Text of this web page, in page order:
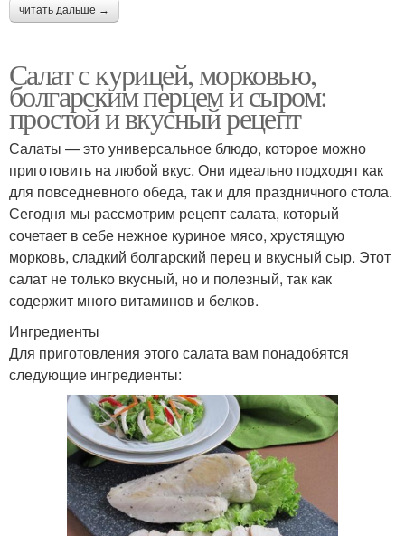
читать дальше →
Салат с курицей, морковью,
болгарским перцем и сыром:
простой и вкусный рецепт
Салаты — это универсальное блюдо, которое можно
приготовить на любой вкус. Они идеально подходят как
для повседневного обеда, так и для праздничного стола.
Сегодня мы рассмотрим рецепт салата, который
сочетает в себе нежное куриное мясо, хрустящую
морковь, сладкий болгарский перец и вкусный сыр. Этот
салат не только вкусный, но и полезный, так как
содержит много витаминов и белков.
Ингредиенты
Для приготовления этого салата вам понадобятся
следующие ингредиенты: